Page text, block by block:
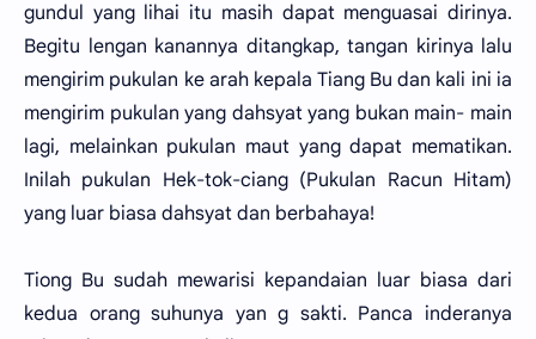
gundul yang lihai itu masih dapat menguasai dirinya.
Begitu lengan kanannya ditangkap, tangan kirinya lalu
mengirim pukulan ke arah kepala Tiang Bu dan kali ini ia
mengirim pukulan yang dahsyat yang bukan main- main
lagi, melainkan pukulan maut yang dapat mematikan.
Inilah pukulan Hek-tok-ciang (Pukulan Racun Hitam)
yang luar biasa dahsyat dan berbahaya!
Tiong Bu sudah mewarisi kepandaian luar biasa dari
kedua orang suhunya yan g sakti. Panca inderanya